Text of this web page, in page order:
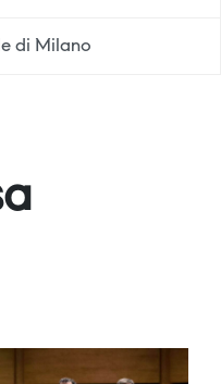
di Milano